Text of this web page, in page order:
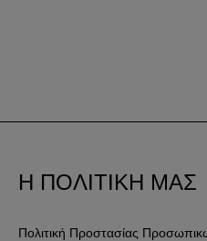
Η ΠΟΛΙΤΙΚΗ ΜΑΣ
Πολιτική Προστασίας